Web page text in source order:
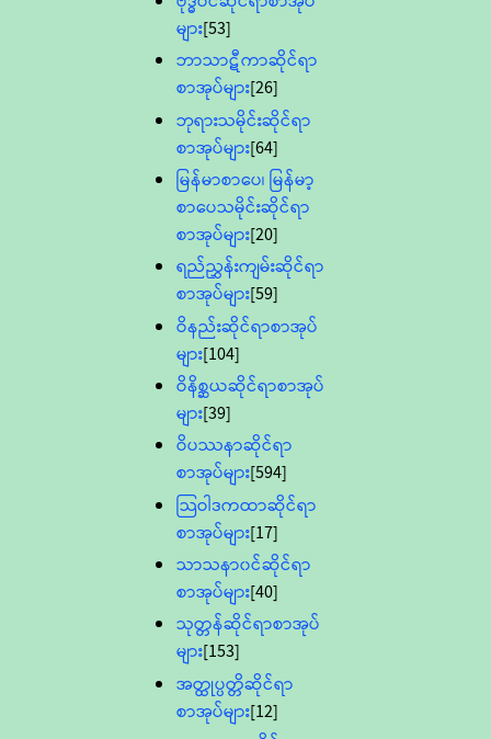
များ[53]
ဘာသာဋီကာဆိုင်ရာ
စာအုပ်များ[26]
ဘုရားသမိုင်းဆိုင်ရာ
စာအုပ်များ[64]
မြန်မာစာပေ၊ မြန်မာ့
စာပေသမိုင်းဆိုင်ရာ
စာအုပ်များ[20]
ရည်ညွှန်းကျမ်းဆိုင်ရာ
စာအုပ်များ[59]
ဝိနည်းဆိုင်ရာစာအုပ်
များ[104]
ဝိနိစ္ဆယဆိုင်ရာစာအုပ်
များ[39]
ဝိပဿနာဆိုင်ရာ
စာအုပ်များ[594]
သြဝါဒကထာဆိုင်ရာ
စာအုပ်များ[17]
သာသနာ၀င်ဆိုင်ရာ
စာအုပ်များ[40]
သုတ္တန်ဆိုင်ရာစာအုပ်
များ[153]
အတ္ထုပ္ပတ္တိဆိုင်ရာ
စာအုပ်များ[12]